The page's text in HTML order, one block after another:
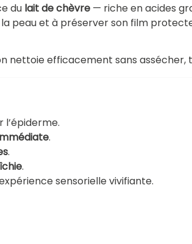
du lait de chèvre — riche en acides
peau et à préserver son film
nettoie efficacement sans
l’épiderme.
.
.
.
sensorielle vivifiante.